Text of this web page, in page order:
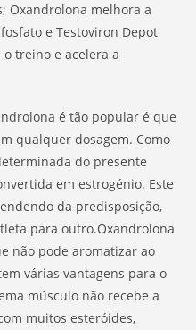
Oxandrolona melhora a
e Testoviron Depot
treino e acelera a
é tão popular é que
qualquer dosagem. Como
do presente
em estrogénio. Este
da predisposição,
para outro.Oxandrolona
não pode aromatizar ao
várias vantagens para o
músculo não recebe a
muitos esteróides,